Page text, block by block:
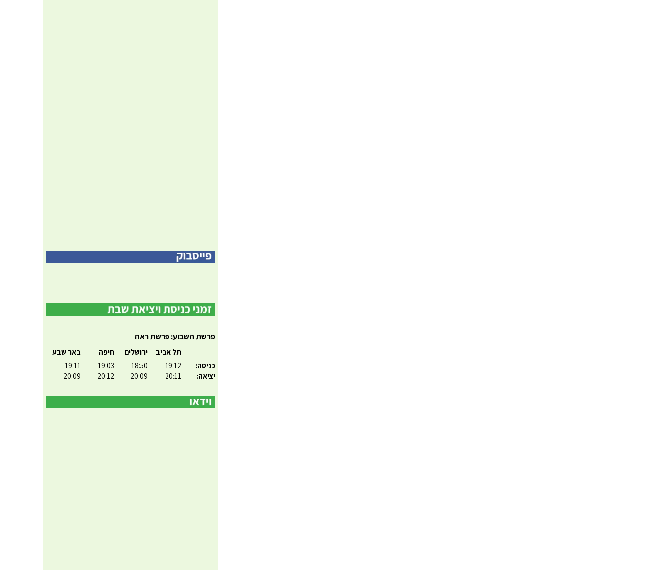
פרשת השבוע: פרשת ראה
כניסה:
יציאה:
תל אביב
19:12
20:11
ירושלים
18:50
20:09
חיפה
19:03
20:12
באר שבע
19:11
20:09